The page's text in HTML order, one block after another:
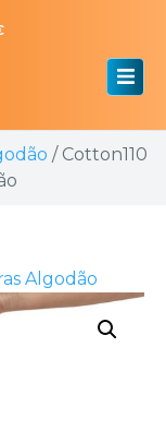
/ Cotton110
Algodão